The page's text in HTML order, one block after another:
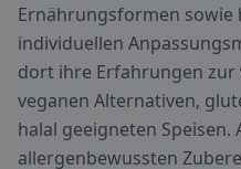
Ernährungsformen sowie
individuellen
dort ihre Erfahrungen zur
veganen Alternativen,
halal geeigneten
allergenbewussten